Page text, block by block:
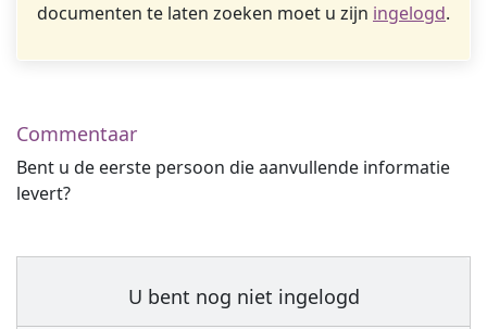
documenten te laten zoeken moet u zijn ingelogd.
Commentaar
Bent u de eerste persoon die aanvullende informatie
levert?
U bent nog niet ingelogd